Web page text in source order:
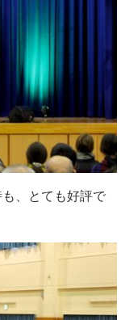
、とても好評で